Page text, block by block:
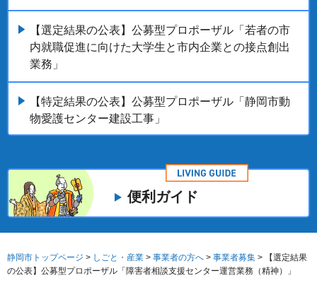
【選定結果の公表】公募型プロポーザル「若者の市
内就職促進に向けた大学生と市内企業との接点創出
業務」
【特定結果の公表】公募型プロポーザル「静岡市動
物愛護センター建設工事」
便利ガイド
静岡市トップページ > しごと・産業 > 事業者の方へ > 事業者募集 > 【選定結果
の公表】公募型プロポーザル「障害者相談支援センター運営業務（精神）」